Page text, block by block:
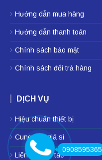
Hướng dẫn mua hàng
Hướng dẫn thanh toán
Chính sách bảo mật
Chính sách đổi trả hàng
DỊCH VỤ
Hiệu chuẩn thiết bị
Cung cấp giá sỉ
Liên hệ hợp tác
0908595365